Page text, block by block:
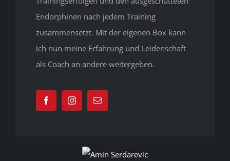
Endorphinen nach jedem Training
zusammensetzt. Mit der eigenen Box kann
ich nun meine Erfahrung und Leidenschaft
als Coach an andere weitergeben.